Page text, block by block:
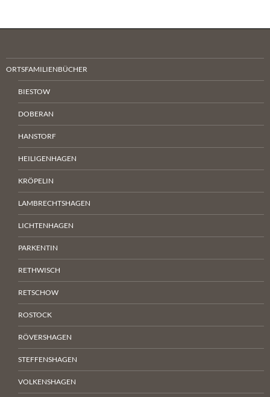
ORTSFAMILIENBÜCHER
BIESTOW
DOBERAN
HANSTORF
HEILIGENHAGEN
KRÖPELIN
LAMBRECHTSHAGEN
LICHTENHAGEN
PARKENTIN
RETHWISCH
RETSCHOW
ROSTOCK
RÖVERSHAGEN
STEFFENSHAGEN
VOLKENSHAGEN